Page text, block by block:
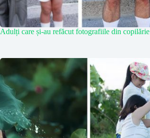
Adulți care și-au refăcut fotografiile din copilărie